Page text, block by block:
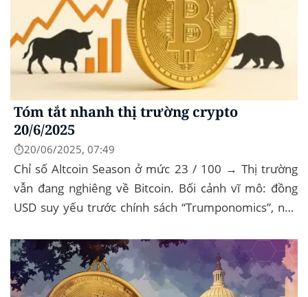
Tóm tắt nhanh thị trường crypto
20/6/2025
⏱️20/06/2025, 07:49
Chỉ số Altcoin Season ở mức 23 / 100 → Thị trường
vẫn đang nghiêng về Bitcoin. Bối cảnh vĩ mô: đồng
USD suy yếu trước chính sách “Trumponomics”, nhà